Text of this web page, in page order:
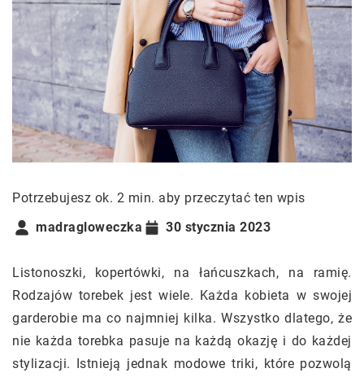
Potrzebujesz ok. 2 min. aby przeczytać ten wpis
madragloweczka
30 stycznia 2023
Listonoszki, kopertówki, na łańcuszkach, na ramię.
Rodzajów torebek jest wiele. Każda kobieta w swojej
garderobie ma co najmniej kilka. Wszystko dlatego, że
nie każda torebka pasuje na każdą okazję i do każdej
stylizacji. Istnieją jednak modowe triki, które pozwolą